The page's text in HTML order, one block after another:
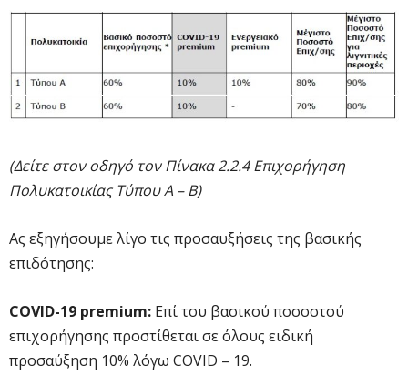
(Δείτε στον οδηγό τον Πίνακα 2.2.4 Επιχορήγηση
Πολυκατοικίας Τύπου Α – Β)
Ας εξηγήσουμε λίγο τις προσαυξήσεις της βασικής
επιδότησης:
COVID-19 premium: Επί του βασικού ποσοστού
επιχορήγησης προστίθεται σε όλους ειδική
προσαύξηση 10% λόγω COVID – 19.